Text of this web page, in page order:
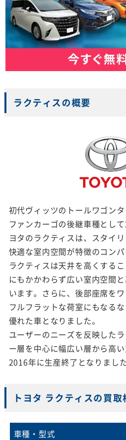
ラクティスの概要
初代ヴィッツのトールワゴン
ファンカーゴの後継車種とし
ヨタのラクティスは、スタイ
快適な室内空間が特徴のコンパ
ラクティスは天井を高くする
にもかかわらず広い室内空間
います。さらに、後部座席を
フルフラットな荷室にもなる
優れた車となりました。
ユーザーのニーズを反映した
ー層を中心に幅広い層から高い
2016年に生産終了となりました
トヨタ ラクティスの買
車種・型式